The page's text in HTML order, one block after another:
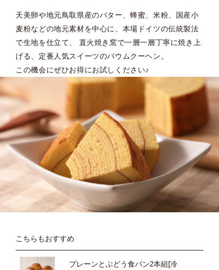
天美卵や地元鳥取県産のバター、蜂蜜、米粉、国産小
麦粉などの地元素材を中心に、本場ドイツの伝統製法
で生地を仕立て、 直火焼き窯で一層一層丁寧に焼き上
げる、定番人気スイーツのバウムクーヘン。
この機会にぜひお得にお試しください♪
こちらもおすすめ
プレーンとぶどう食パン2本組[冷